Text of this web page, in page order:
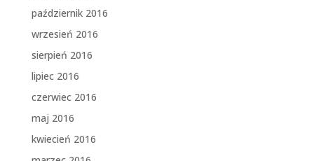
październik 2016
wrzesień 2016
sierpień 2016
lipiec 2016
czerwiec 2016
maj 2016
kwiecień 2016